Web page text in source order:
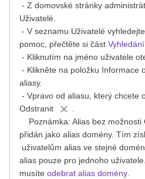
- Z domovské stránky
Uživatelé.
- V seznamu Uživatelé
pomoc, přečtěte si část
- Kliknutím na jméno uživatele
- Klikněte na položku Informace
aliasy.
- Vpravo od aliasu, který chcete
Odstranit
.
Poznámka: Alias bez možnosti
přidán jako alias domény.
uživatelům alias ve stejné
alias pouze pro jednoho
musíte odebrat alias domény.